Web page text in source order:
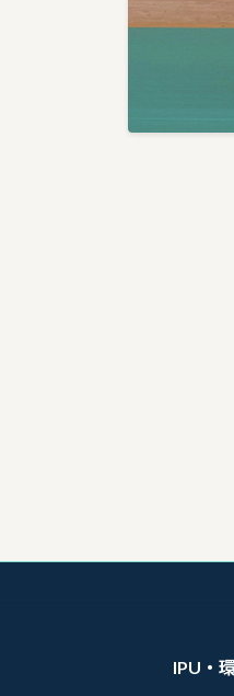
IPU・